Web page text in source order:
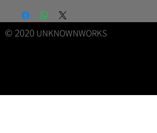
© 2020 UNKNOWNWORKS